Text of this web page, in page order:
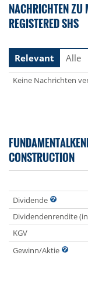
NACHRICHTEN ZU
REGISTERED SHS
Relevant
Alle
Keine Nachrichten
CONSTRUCTION
Dividende
Dividendenrendite
KGV
Gewinn/Aktie